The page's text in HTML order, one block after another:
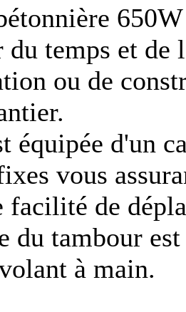
du temps et
ou de
équipée d'un
vous
facilité de
du tambour
à main.